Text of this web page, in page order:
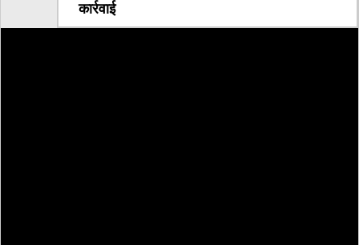
कार्रवाई